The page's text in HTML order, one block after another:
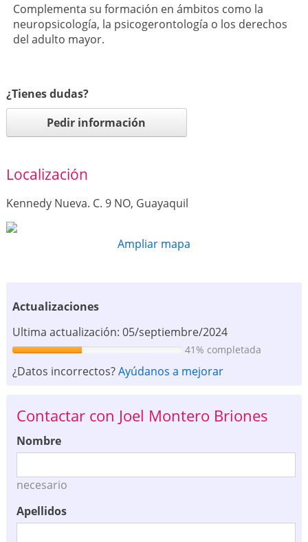
Complementa su formación en ámbitos como la
neuropsicología, la psicogerontología o los derechos
del adulto mayor.
¿Tienes dudas?
Pedir información
Localización
Kennedy Nueva. C. 9 NO, Guayaquil
Ampliar mapa
Actualizaciones
Ultima actualización: 05/septiembre/2024
41% completada
¿Datos incorrectos?Ayúdanos a mejorar
Contactar con Joel Montero Briones
Nombre
necesario
Apellidos